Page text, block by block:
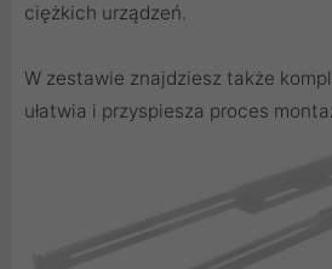
ciężkich urządzeń.
W zestawie znajdziesz także
ułatwia i przyspiesza proces